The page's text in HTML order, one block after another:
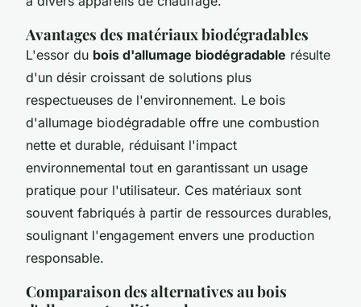
Avantages des matériaux biodégradables
L'essor du bois d'allumage biodégradable résulte
d'un désir croissant de solutions plus
respectueuses de l'environnement. Le bois
d'allumage biodégradable offre une combustion
nette et durable, réduisant l'impact
environnemental tout en garantissant un usage
pratique pour l'utilisateur. Ces matériaux sont
souvent fabriqués à partir de ressources durables,
soulignant l'engagement envers une production
responsable.
Comparaison des alternatives au bois